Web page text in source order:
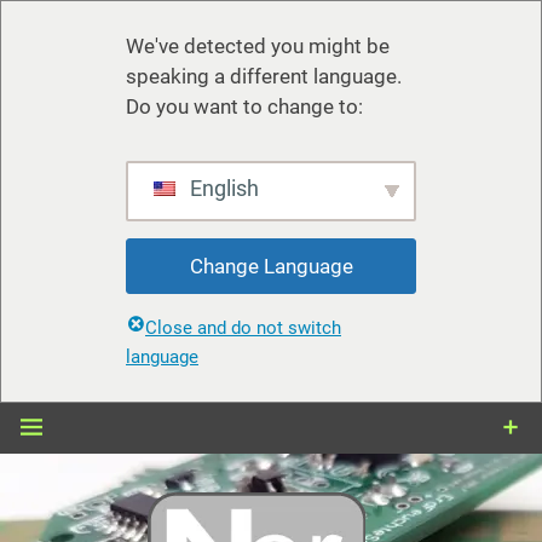
We've detected you might be
speaking a different language.
Do you want to change to:
English
Change Language
Close and do not switch
language
Zum